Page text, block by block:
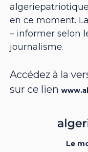
en ce moment.
– informer selon
journalisme.
Accédez à la
sur ce lien
Le